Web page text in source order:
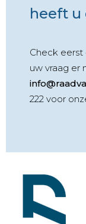
heeft u
Check eerst
uw vraag er
222 voor